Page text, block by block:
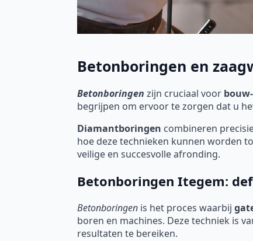
Betonboringen en
Betonboringen zijn cruciaal voor
begrijpen om ervoor te zorgen dat u
Diamantboringen combineren
hoe deze technieken kunnen worden
veilige en succesvolle afronding.
Betonboringen Itegem:
Betonboringen is het proces waarbij
boren en machines. Deze techniek is
resultaten te bereiken.